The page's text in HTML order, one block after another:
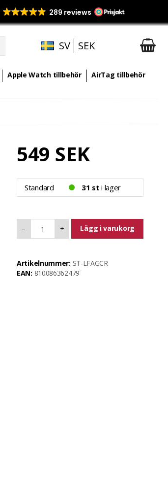
SV SEK
Apple Watch tillbehör AirTag tillbehör
549 SEK
Standard 31 st i lager
− + Lägg i varukorg
Artikelnummer: ST-LFAGCR
EAN: 810086362479